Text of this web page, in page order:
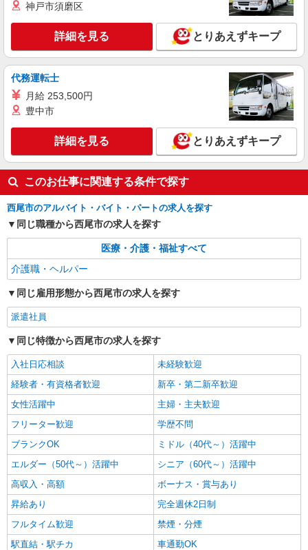
神戸市須磨区
詳細を見る とりあえずキープ
代務運転士
月給 253,500円
豊中市
詳細を見る とりあえずキープ
このお仕事に関連する条件で探す
西尾市のアルバイト・バイト・パートの求人を探す
同じ職種から西尾市の求人を探す
医療・介護・福祉すべて
介護職・ヘルパー
同じ雇用形態から西尾市の求人を探す
派遣社員
同じ特徴から西尾市の求人を探す
入社日応相談
未経験歓迎
経験者・有資格者歓迎
新卒・第二新卒歓迎
女性活躍中
主婦・主夫歓迎
フリーター歓迎
学歴不問
ブランクOK
ミドル（40代～）活躍中
エルダー（50代～）活躍中
シニア（60代～）活躍中
高収入・高額
ボーナス・賞与あり
昇給あり
完全週休2日制
フルタイム歓迎
禁煙・分煙
駅直結・駅チカ
車通勤OK